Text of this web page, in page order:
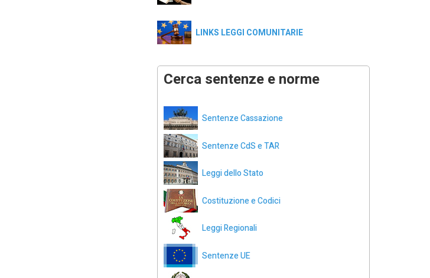
LINKS LEGGI COMUNITARIE
Cerca sentenze e norme
Sentenze Cassazione
Sentenze CdS e TAR
Leggi dello Stato
Costituzione e Codici
Leggi Regionali
Sentenze UE